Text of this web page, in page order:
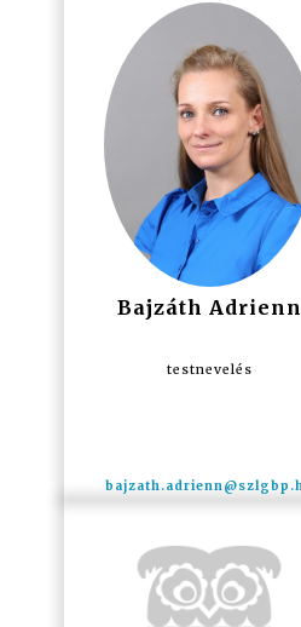
Bajzáth Adrienn
testnevelés